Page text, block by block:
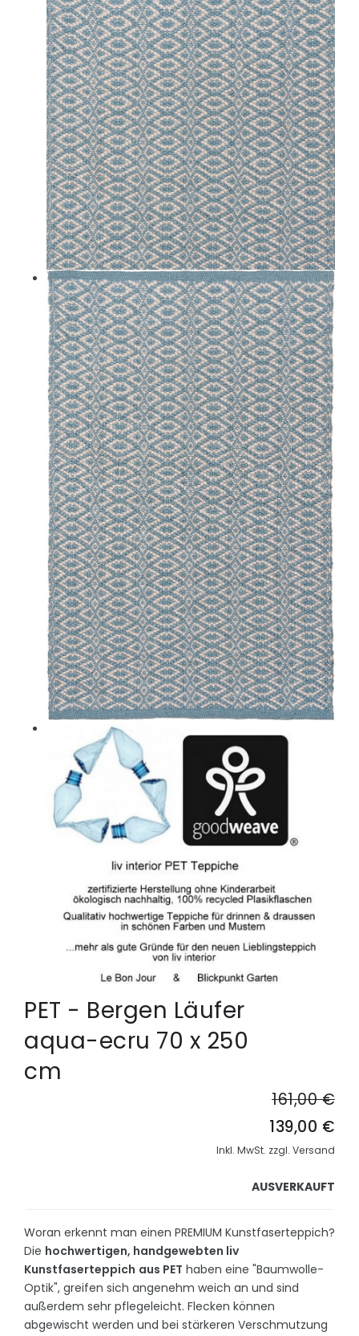
PET - Bergen Läufer
aqua-ecru 70 x 250
cm
161,00 €
139,00 €
Inkl. MwSt. zzgl. Versand
AUSVERKAUFT
Woran erkennt man einen PREMIUM Kunstfaserteppich?
Die hochwertigen, handgewebten liv
Kunstfaserteppich aus PET haben eine "Baumwolle-
Optik", greifen sich angenehm weich an und sind
außerdem sehr pflegeleicht. Flecken können
abgewischt werden und bei stärkeren Verschmutzung